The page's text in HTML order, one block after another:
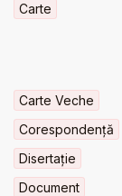
Carte
Carte Veche
Corespondență
Disertație
Document